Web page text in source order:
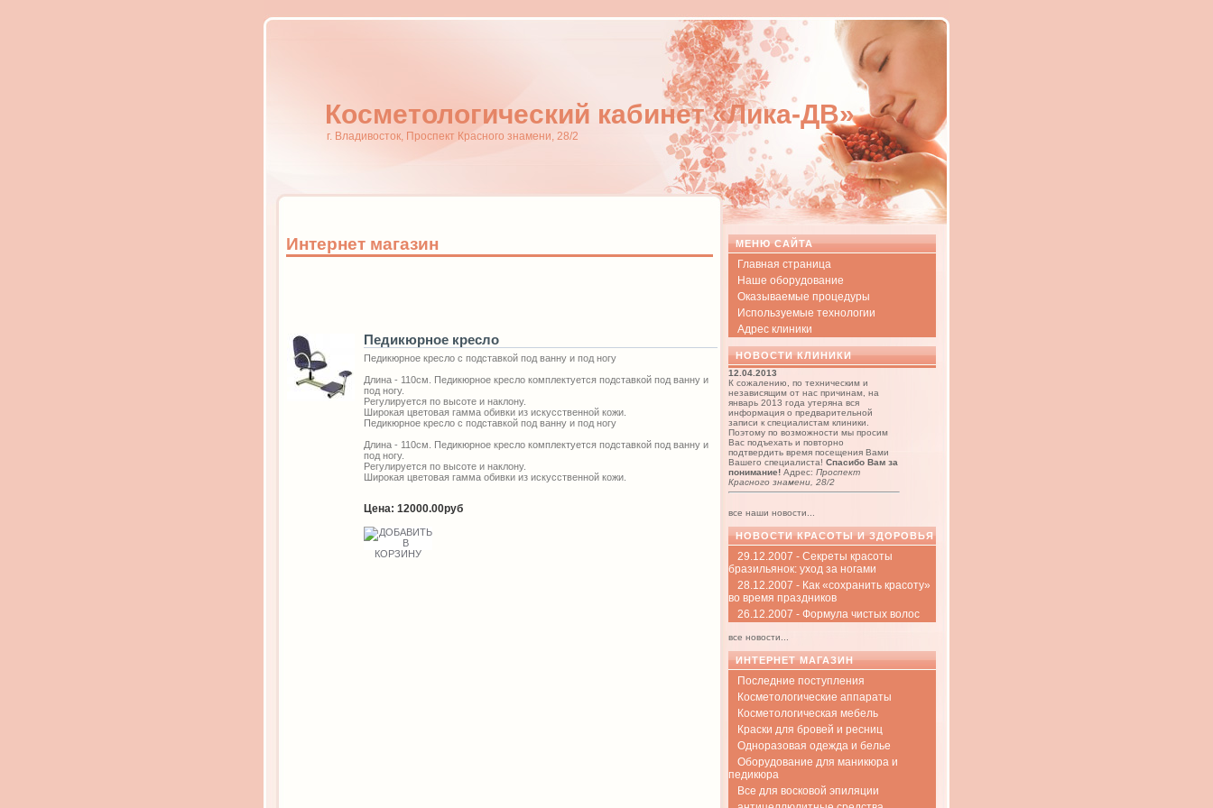
Косметологический кабинет «Лика-ДВ»
г. Владивосток, Проспект Красного знамени, 28/2
Интернет магазин
Педикюрное кресло
Педикюрное кресло с подставкой под ванну и под ногу
Длина - 110см. Педикюрное кресло комплектуется подставкой под ванну и
под ногу.
Регулируется по высоте и наклону.
Широкая цветовая гамма обивки из искусственной кожи.
Педикюрное кресло с подставкой под ванну и под ногу
Длина - 110см. Педикюрное кресло комплектуется подставкой под ванну и
под ногу.
Регулируется по высоте и наклону.
Широкая цветовая гамма обивки из искусственной кожи.
Цена: 12000.00руб
МЕНЮ САЙТА
Главная страница
Наше оборудование
Оказываемые процедуры
Используемые технологии
Адрес клиники
НОВОСТИ КЛИНИКИ
12.04.2013
К сожалению, по техническим и
независящим от нас причинам, на
январь 2013 года утеряна вся
информация о предварительной
записи к специалистам клиники.
Поэтому по возможности мы просим
Вас подъехать и повторно
подтвердить время посещения Вами
Вашего специалиста! Спасибо Вам за
понимание! Адрес: Проспект
Красного знамени, 28/2
все наши новости...
НОВОСТИ КРАСОТЫ И ЗДОРОВЬЯ
29.12.2007 - Секреты красоты
бразильянок: уход за ногами
28.12.2007 - Как «сохранить красоту»
во время праздников
26.12.2007 - Формула чистых волос
все новости...
ИНТЕРНЕТ МАГАЗИН
Последние поступления
Косметологические аппараты
Косметологическая мебель
Краски для бровей и ресниц
Одноразовая одежда и белье
Оборудование для маникюра и
педикюра
Все для восковой эпиляции